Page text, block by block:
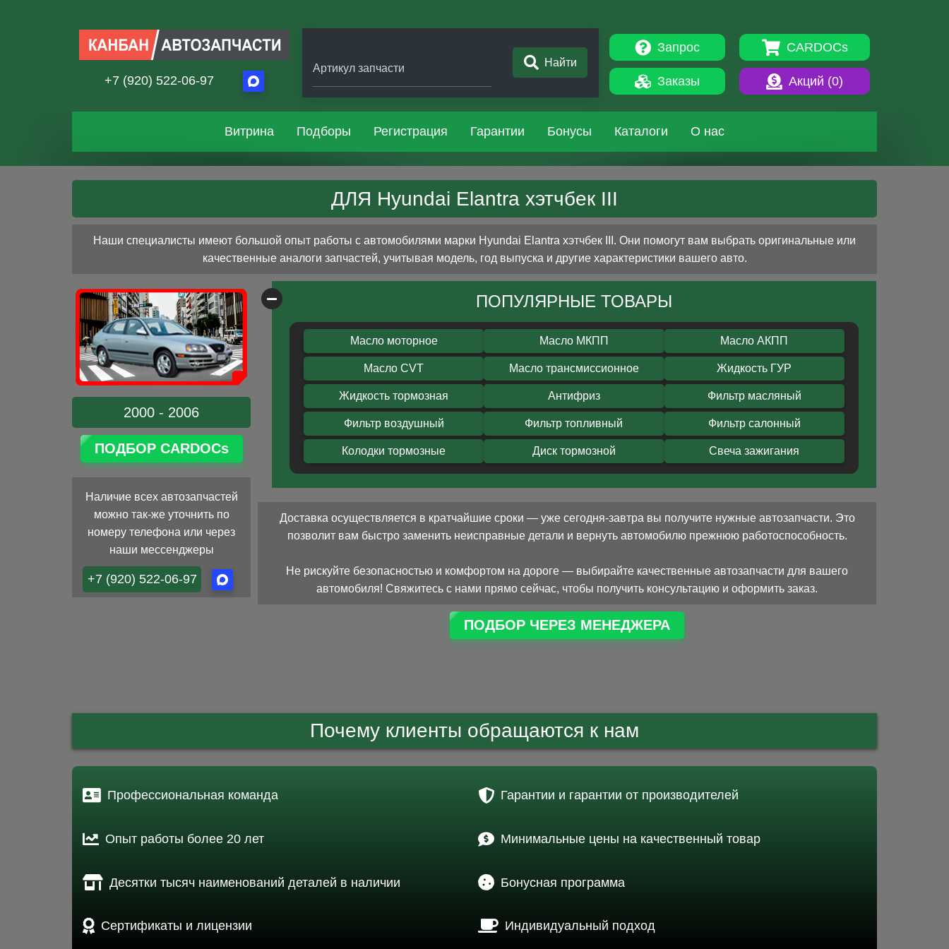
+7 (920) 522-06-97
Артикул запчасти Найти
Запрос
Заказы
CARDOCs
Акций (0)
Витрина Подборы Регистрация Гарантии Бонусы Каталоги О нас
ДЛЯ Hyundai Elantra хэтчбек III
Наши специалисты имеют большой опыт работы с автомобилями марки Hyundai Elantra хэтчбек III. Они помогут вам выбрать оригинальные или
качественные аналоги запчастей, учитывая модель, год выпуска и другие характеристики вашего авто.
2000 - 2006
ПОДБОР CARDOCs
Наличие всех автозапчастей
можно так-же уточнить по
номеру телефона или через
наши мессенджеры
+7 (920) 522-06-97
ПОПУЛЯРНЫЕ ТОВАРЫ
Масло моторное Масло МКПП Масло АКПП
Масло CVT Масло трансмиссионное Жидкость ГУР
Жидкость тормозная Антифриз Фильтр масляный
Фильтр воздушный Фильтр топливный Фильтр салонный
Колодки тормозные Диск тормозной Свеча зажигания
Доставка осуществляется в кратчайшие сроки — уже сегодня-завтра вы получите нужные автозапчасти. Это
позволит вам быстро заменить неисправные детали и вернуть автомобилю прежнюю работоспособность.
Не рискуйте безопасностью и комфортом на дороге — выбирайте качественные автозапчасти для вашего
автомобиля! Свяжитесь с нами прямо сейчас, чтобы получить консультацию и оформить заказ.
ПОДБОР ЧЕРЕЗ МЕНЕДЖЕРА
Почему клиенты обращаются к нам
Профессиональная команда
Опыт работы более 20 лет
Десятки тысяч наименований деталей в наличии
Сертификаты и лицензии
Гарантии и гарантии от производителей
Минимальные цены на качественный товар
Бонусная программа
Индивидуальный подход